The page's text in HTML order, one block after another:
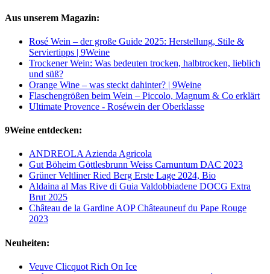
Aus unserem Magazin:
Rosé Wein – der große Guide 2025: Herstellung, Stile &
Serviertipps | 9Weine
Trockener Wein: Was bedeuten trocken, halbtrocken, lieblich
und süß?
Orange Wine – was steckt dahinter? | 9Weine
Flaschengrößen beim Wein – Piccolo, Magnum & Co erklärt
Ultimate Provence - Roséwein der Oberklasse
9Weine entdecken:
ANDREOLA Azienda Agricola
Gut Böheim Göttlesbrunn Weiss Carnuntum DAC 2023
Grüner Veltliner Ried Berg Erste Lage 2024, Bio
Aldaina al Mas Rive di Guia Valdobbiadene DOCG Extra
Brut 2025
Château de la Gardine AOP Châteauneuf du Pape Rouge
2023
Neuheiten:
Veuve Clicquot Rich On Ice